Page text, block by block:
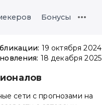
Бонусы
19 октября 2024
18 декабря 2025
сети с прогнозами на